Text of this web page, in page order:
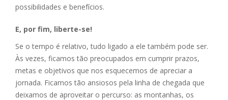
possibilidades e benefícios.
E, por fim, liberte-se!
Se o tempo é relativo, tudo ligado a ele também pode ser.
Às vezes, ficamos tão preocupados em cumprir prazos,
metas e objetivos que nos esquecemos de apreciar a
jornada. Ficamos tão ansiosos pela linha de chegada que
deixamos de aproveitar o percurso: as montanhas, os